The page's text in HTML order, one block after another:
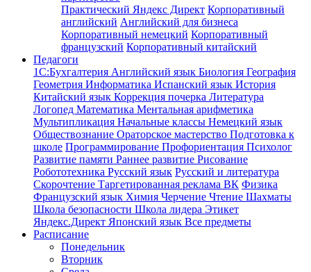
Практический Яндекс Директ Корпоративный
английский Английский для бизнеса
Корпоративный немецкий Корпоративный
французский Корпоративный китайский
Педагоги
1С:Бухгалтерия Английский язык Биология География
Геометрия Информатика Испанский язык История
Китайский язык Коррекция почерка Литература
Логопед Математика Ментальная арифметика
Мультипликация Начальные классы Немецкий язык
Обществознание Ораторское мастерство Подготовка к
школе Программирование Профориентация Психолог
Развитие памяти Раннее развитие Рисование
Робототехника Русский язык Русский и литература
Скорочтение Таргетированная реклама ВК Физика
Французский язык Химия Черчение Чтение Шахматы
Школа безопасности Школа лидера Этикет
Яндекс.Директ Японский язык Все предметы
Расписание
Понедельник
Вторник